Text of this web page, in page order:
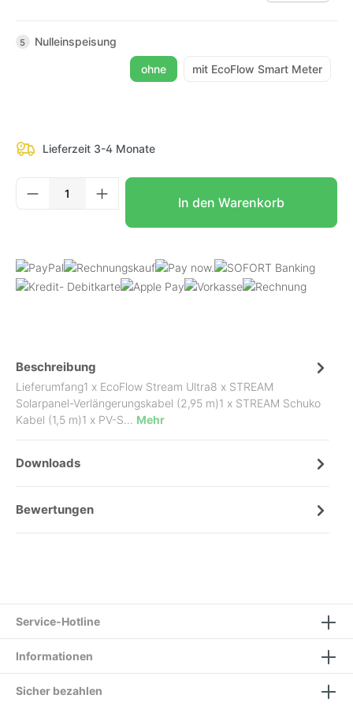
5 Nulleinspeisung
ohne mit EcoFlow Smart Meter
Lieferzeit 3-4 Monate
Produkt Anzahl: Gib den gewünschten
In den Warenkorb
Beschreibung
Lieferumfang1 x EcoFlow Stream Ultra8 x STREAM
Solarpanel-Verlängerungskabel (2,95 m)1 x STREAM Schuko
Kabel (1,5 m)1 x PV-S… Mehr
Downloads
Bewertungen
Service-Hotline
Informationen
Sicher bezahlen